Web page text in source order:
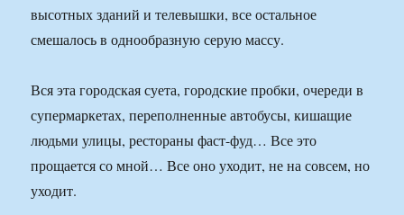
высотных зданий и телевышки, все остальное
смешалось в однообразную серую массу.
Вся эта городская суета, городские пробки, очереди в
супермаркетах, переполненные автобусы, кишащие
людьми улицы, рестораны фаст-фуд… Все это
прощается со мной… Все оно уходит, не на совсем, но
уходит.